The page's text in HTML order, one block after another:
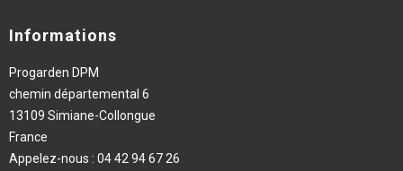
Informations
Progarden DPM
chemin départemental 6
13109 Simiane-Collongue
France
Appelez-nous : 04 42 94 67 26